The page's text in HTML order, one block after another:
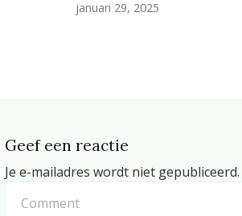
januari 29, 2025
Geef een reactie
Je e-mailadres wordt niet gepubliceerd.